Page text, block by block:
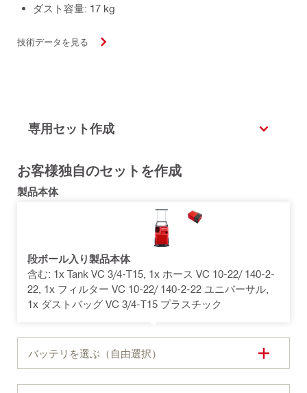
ダスト容量: 17 kg
技術データを見る
専用セット作成
お客様独自のセットを作成
製品本体
段ボール入り製品本体
含む: 1x Tank VC 3/4-T15, 1x ホース VC 10-22/ 140-2-
22, 1x フィルター VC 10-22/ 140-2-22 ユニバーサル,
1x ダストバッグ VC 3/4-T15 プラスチック
バッテリを選ぶ（自由選択）